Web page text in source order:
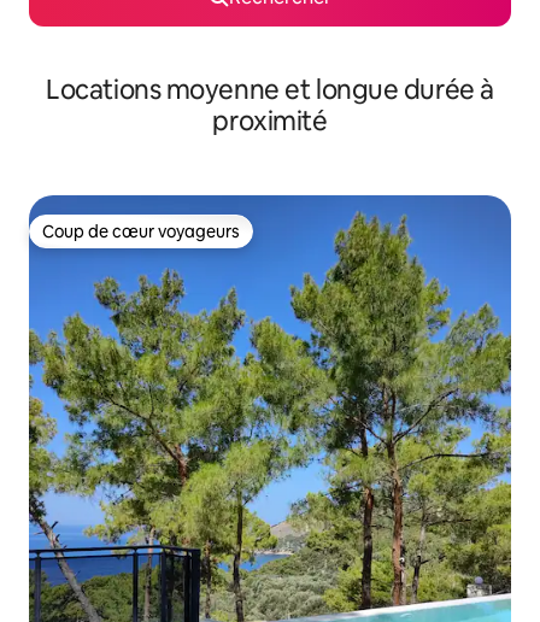
Locations moyenne et longue durée à
proximité
Coup de cœur voyageurs
Coup de cœur voyageurs